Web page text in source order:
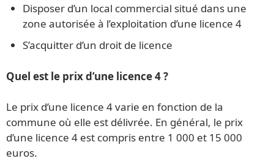
Disposer d’un local commercial situé dans une
zone autorisée à l’exploitation d’une licence 4
S’acquitter d’un droit de licence
Quel est le prix d’une licence 4 ?
Le prix d’une licence 4 varie en fonction de la
commune où elle est délivrée. En général, le prix
d’une licence 4 est compris entre 1 000 et 15 000
euros.